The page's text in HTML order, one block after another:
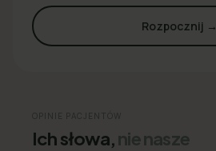
Rozpocznij →
OPINIE PACJENTÓW
Ich słowa,nie nasze